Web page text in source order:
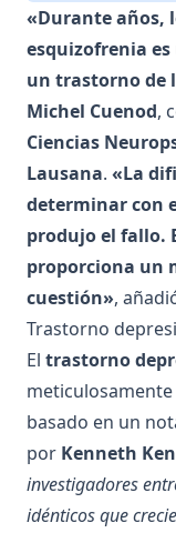
«Durante años,
esquizofrenia
un trastorno de
Michel Cuenod,
Ciencias
Lausana. «La
determinar con
produjo el fallo.
proporciona un
cuestión»,
Trastorno
El trastorno
basado en un
por Kenneth
investigadores
idénticos que